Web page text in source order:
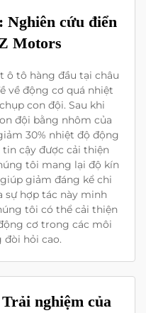
Nghiên cứu điển
Motors
ô tô hàng đầu tại châu
về động cơ quá nhiệt
con đội. Sau khi
đội bằng nhôm của
30% nhiệt độ động
tin cậy được cải thiện
tôi mang lại độ kín
giảm đáng kể chi
sự hợp tác này minh
tôi có thể cải thiện
cơ trong các môi
hỏi cao.
nghiệm của